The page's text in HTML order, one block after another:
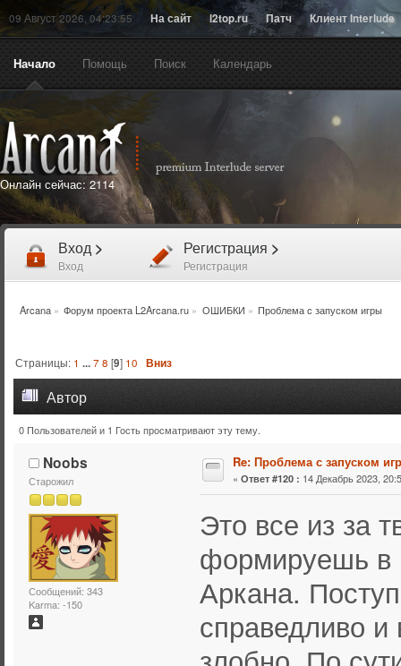
09 Август 2026, 04:23:55 На сайт l2top.ru Патч Клиент Interlude
Начало Помощь Поиск Календарь
Онлайн сейчас: 2114
Вход >
Вход
Регистрация >
Регистрация
Arcana» Форум проекта L2Arcana.ru » ОШИБКИ » Проблема с запуском игры
Страницы: 1 ...7 8 [9] 10 Вниз
Автор
Тема: Проблема с запуском игры (Прочитано 117675
0 Пользователей и 1 Гость просматривают эту тему.
Noobs
Старожил
Сообщений: 343
Karma: -150
Re: Проблема с запуском
« Ответ #120 : 14 Декабрь 2023,
Это все из за
формируешь в
Аркана.
справедливо и